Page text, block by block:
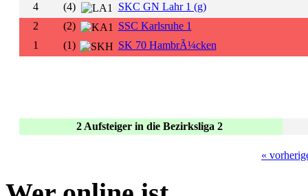
4
(4)
SKC GN Lahr 1 (g)
2
(2)
SSC Karlsruhe 1
1
(1) SK 70 HambrÃ¼cken
2 Aufsteiger in die Bezirksliga 2
«